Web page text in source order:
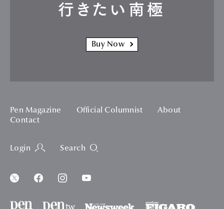
行きたい南極
Buy Now
Pen Magazine Official Columnist
About
Contact
Login Search